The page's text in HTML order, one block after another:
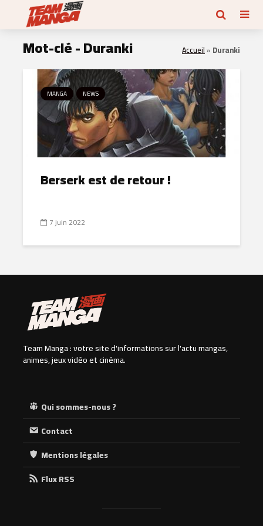
Mot-clé - Duranki Accueil» Duranki
MANGA NEWS
Berserk est de retour !
7 juin 2022
Team Manga : votre site d'informations sur l'actu mangas,
animes, jeux vidéo et cinéma.
Qui sommes-nous ?
Contact
Mentions légales
Flux RSS